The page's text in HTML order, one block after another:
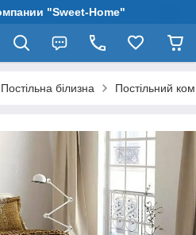
"Sweet-Home"
Постільна білизна Постільний